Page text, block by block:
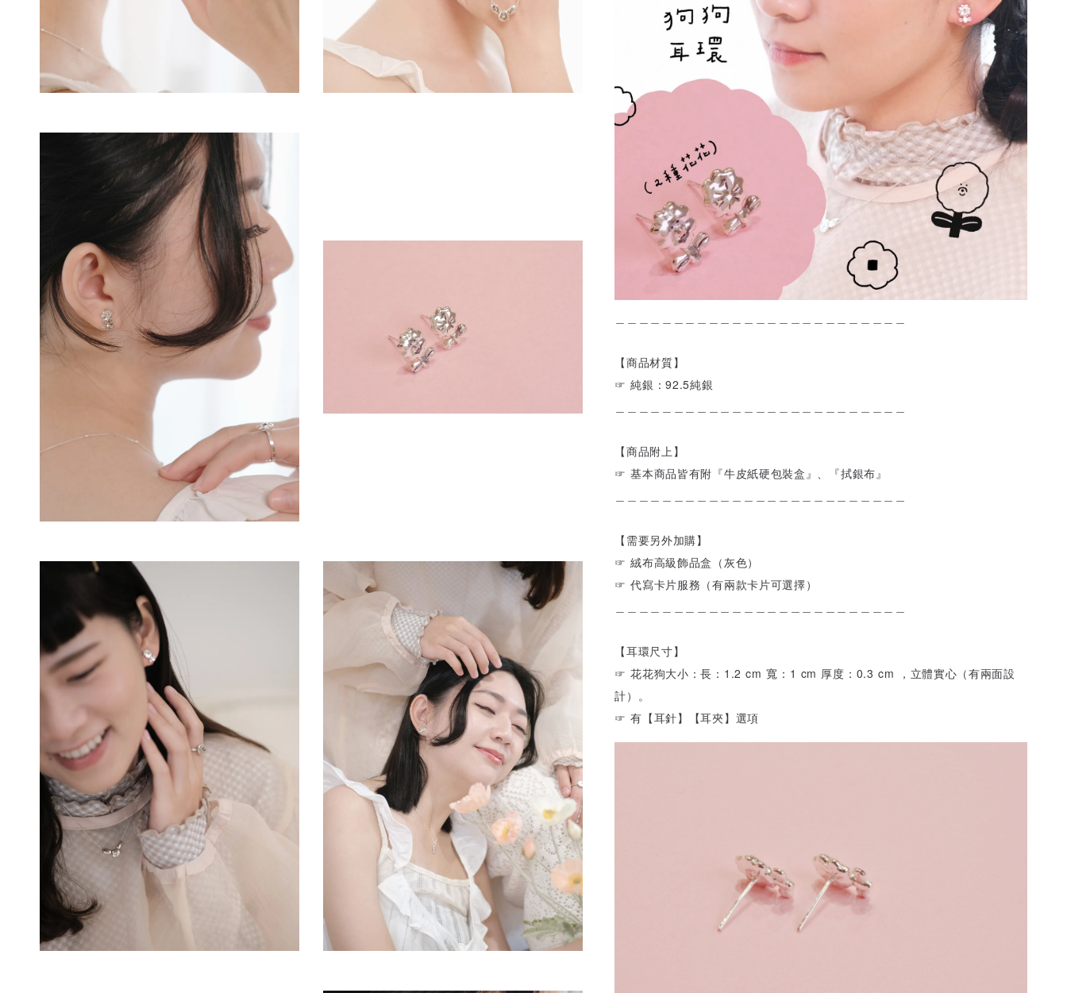
【商品材質】
☞ 純銀：92.5純銀
【商品附上】
☞ 基本商品皆有附『牛皮紙硬包裝盒』、『拭銀布』
【需要另外加購】
☞ 絨布高級飾品盒（灰色）
☞ 代寫卡片服務（有兩款卡片可選擇）
【耳環尺寸】
☞ 花花狗大小：長：1.2 cm 寬：1 cm 厚度：0.3 cm ，立體實心（有兩面設
計）。
☞ 有【耳針】【耳夾】選項